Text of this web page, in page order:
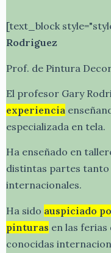
[text_block
Rodriguez
Prof. de Pintura
El profesor Gary
experiencia
especializada en tela.
Ha enseñado en
distintas partes tanto
internacionales.
Ha sido auspiciado
pinturas en las ferias
conocidas